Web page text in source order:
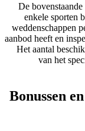
De
enkele sporten
weddenschappen
aanbod heeft en
Het aantal
van het
Bonussen